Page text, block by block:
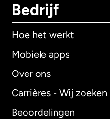
Bedrijf
Hoe het werkt
Mobiele apps
Over ons
Carrières - Wij zoeken
Beoordelingen